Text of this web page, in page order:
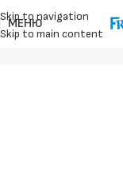
Skip to navigation
Skip to main content
МЕНЮ
Начало Бойлери